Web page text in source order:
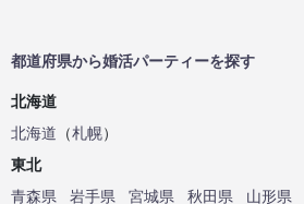
都道府県から婚活パーティーを探す
北海道
北海道 （札幌）
東北
青森県
岩手県 宮城県 秋田県 山形県